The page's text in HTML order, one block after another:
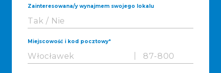
Zainteresowana/y wynajmem swojego lokalu
Miejscowość i kod pocztowy*